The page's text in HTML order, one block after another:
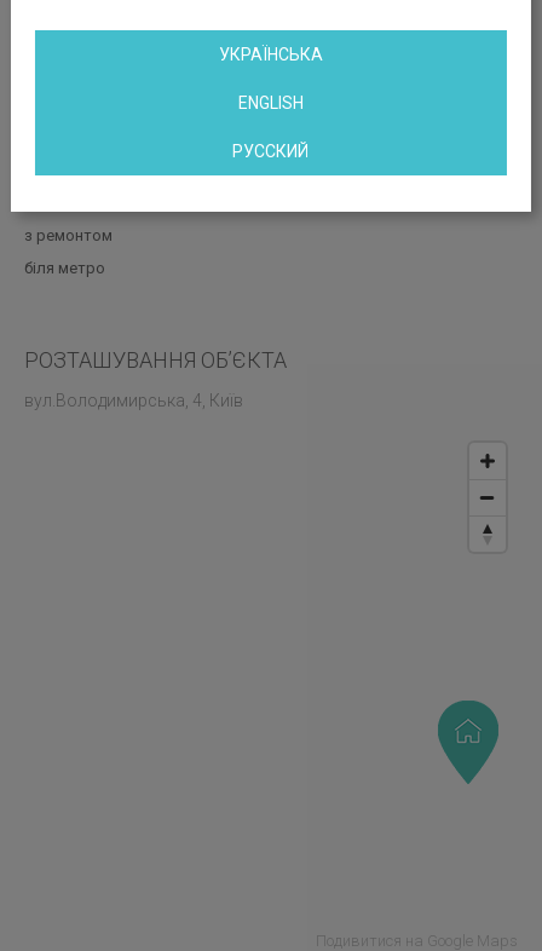
з ремонтом
біля метро
РОЗТАШУВАННЯ ОБ’ЄКТА
вул.Володимирська, 4, Київ
Подивитися на Google Maps
УКРАЇНСЬКА
ENGLISH
РУССКИЙ